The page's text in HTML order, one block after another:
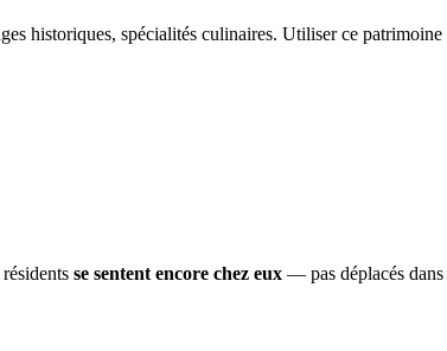
historiques, spécialités culinaires. Utiliser ce
se sentent encore chez eux — pas déplacés